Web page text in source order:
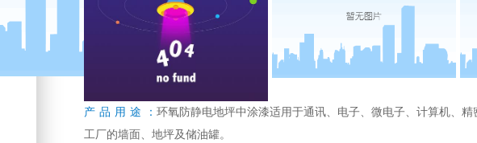
产品用途：环氧防静电地坪中涂漆适用于通讯、电子、微电子、计算机、
工厂的墙面、地坪及储油罐。